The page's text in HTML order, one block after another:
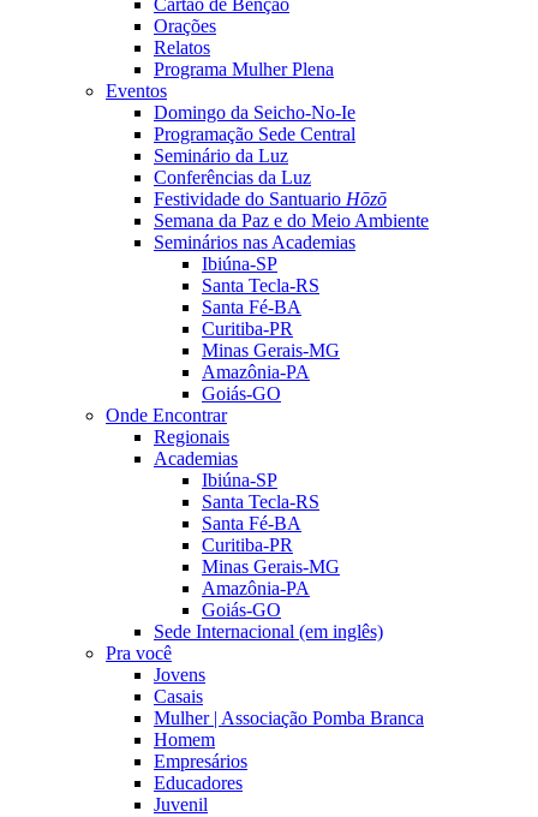
Cartão de Bênção
Orações
Relatos
Programa Mulher Plena
Eventos
Domingo da Seicho-No-Ie
Programação Sede Central
Seminário da Luz
Conferências da Luz
Festividade do Santuario Hōzō
Semana da Paz e do Meio Ambiente
Seminários nas Academias
Ibiúna-SP
Santa Tecla-RS
Santa Fé-BA
Curitiba-PR
Minas Gerais-MG
Amazônia-PA
Goiás-GO
Onde Encontrar
Regionais
Academias
Ibiúna-SP
Santa Tecla-RS
Santa Fé-BA
Curitiba-PR
Minas Gerais-MG
Amazônia-PA
Goiás-GO
Sede Internacional (em inglês)
Pra você
Jovens
Casais
Mulher | Associação Pomba Branca
Homem
Empresários
Educadores
Juvenil